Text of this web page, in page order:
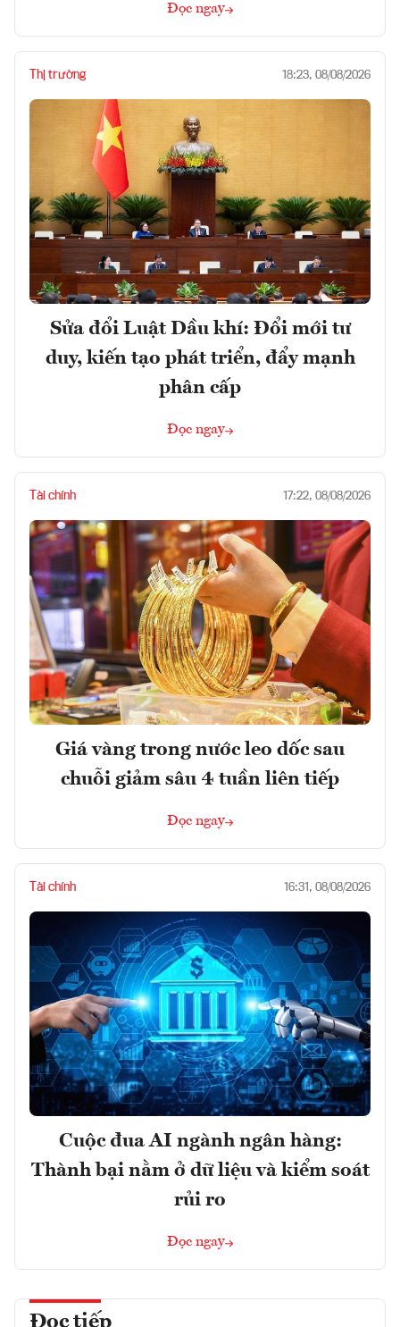
Đọc ngay
Thị trường 18:23, 08/08/2026
Sửa đổi Luật Dầu khí: Đổi mới tư
duy, kiến tạo phát triển, đẩy mạnh
phân cấp
Đọc ngay
Tài chính 17:22, 08/08/2026
Giá vàng trong nước leo dốc sau
chuỗi giảm sâu 4 tuần liên tiếp
Đọc ngay
Tài chính 16:31, 08/08/2026
Cuộc đua AI ngành ngân hàng:
Thành bại nằm ở dữ liệu và kiểm soát
rủi ro
Đọc ngay